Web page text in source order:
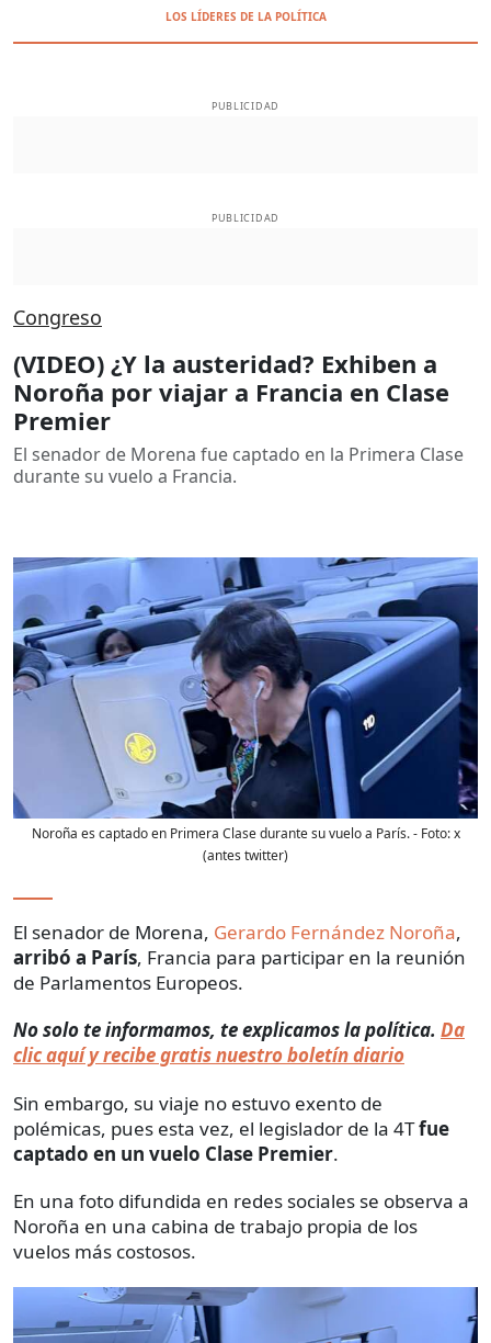
LOS LÍDERES DE LA POLÍTICA
PUBLICIDAD
PUBLICIDAD
Congreso
(VIDEO) ¿Y la austeridad? Exhiben a
Noroña por viajar a Francia en Clase
Premier
El senador de Morena fue captado en la Primera Clase
durante su vuelo a Francia.
Noroña es captado en Primera Clase durante su vuelo a París.- Foto:x
(antes twitter)
El senador de Morena, Gerardo Fernández Noroña,
arribó a París, Francia para participar en la reunión
de Parlamentos Europeos.
No solo te informamos, te explicamos la política. Da
clic aquí y recibe gratis nuestro boletín diario
Sin embargo, su viaje no estuvo exento de
polémicas, pues esta vez, el legislador de la 4Tfue
captado en un vuelo Clase Premier.
En una foto difundida en redes sociales se observa a
Noroña en una cabina de trabajo propia de los
vuelos más costosos.